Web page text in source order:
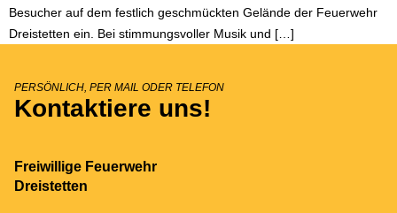
Besucher auf dem festlich geschmückten Gelände der Feuerwehr
Dreistetten ein. Bei stimmungsvoller Musik und […]
PERSÖNLICH, PER MAIL ODER TELEFON
Kontaktiere uns!
Freiwillige Feuerwehr
Dreistetten